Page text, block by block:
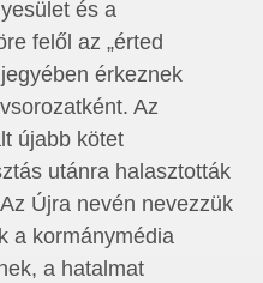
és a
felől az „érted
érkeznek
Az
újabb kötet
utánra halasztották
Újra nevén nevezzük
a kormánymédia
a hatalmat